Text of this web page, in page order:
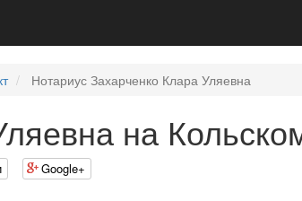
Нотариус Захарченко Клара Уляевна
на
Google+